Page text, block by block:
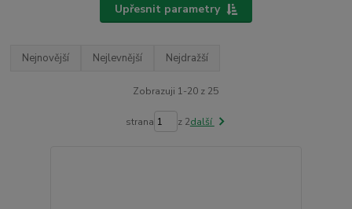
Upřesnit parametry
Nejnovější Nejlevnější Nejdražší
Zobrazuji 1-20 z 25
strana z 2další